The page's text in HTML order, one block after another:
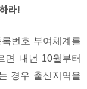
라!
번호 부여체계를
면 내년 10월부터
경우 출신지역을